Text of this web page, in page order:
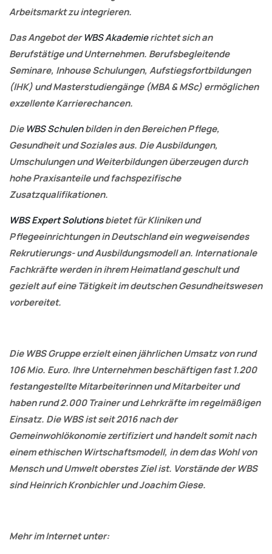
Arbeitsmarkt zu integrieren.
Das Angebot derWBS Akademierichtet sich an
Berufstätige und Unternehmen. Berufsbegleitende
Seminare, Inhouse Schulungen, Aufstiegsfortbildungen
(IHK) und Masterstudiengänge (MBA & MSc) ermöglichen
exzellente Karrierechancen.
Die WBS Schulenbilden in den Bereichen Pflege,
Gesundheit und Soziales aus. Die Ausbildungen,
Umschulungen und Weiterbildungen überzeugen durch
hohe Praxisanteile und fachspezifische
Zusatzqualifikationen.
WBS Expert Solutionsbietet für Kliniken und
Pflegeeinrichtungen in Deutschland ein wegweisendes
Rekrutierungs- und Ausbildungsmodell an. Internationale
Fachkräfte werden in ihrem Heimatland geschult und
gezielt auf eine Tätigkeit im deutschen Gesundheitswesen
vorbereitet.
Die WBS Gruppe erzielt einen jährlichen Umsatz von rund
106 Mio. Euro. Ihre Unternehmen beschäftigen fast 1.200
festangestellte Mitarbeiterinnen und Mitarbeiter und
haben rund 2.000 Trainer und Lehrkräfte im regelmäßigen
Einsatz. Die WBS ist seit 2016 nach der
Gemeinwohlökonomie zertifiziert und handelt somit nach
einem ethischen Wirtschaftsmodell, in dem das Wohl von
Mensch und Umwelt oberstes Ziel ist. Vorstände der WBS
sind Heinrich Kronbichler und Joachim Giese.
Mehr im Internet unter: